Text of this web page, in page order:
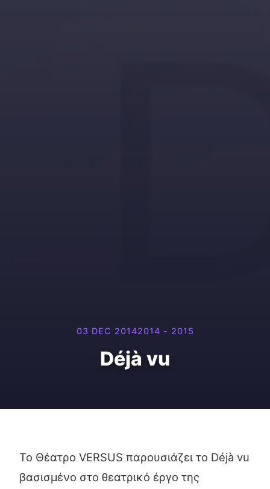
03 DEC 20142014 - 2015
Déjà vu
Το Θέατρο VERSUS παρουσιάζει το Déjà vu
βασισμένο στο θεατρικό έργο της